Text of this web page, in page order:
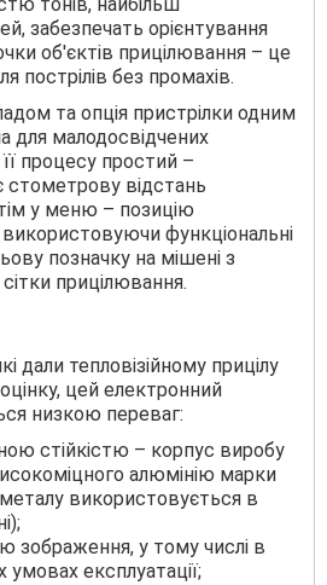
забезпечать орієнтування
об'єктів прицілювання – це
пострілів без промахів.
та опція пристрілки одним
для малодосвідчених
процесу простий –
стометрову відстань
у меню – позицію
використовуючи функціональні
позначку на мішені з
прицілювання.
дали тепловізійному прицілу
цей електронний
низкою переваг:
стійкістю – корпус виробу
алюмінію марки
використовується в
зображення, у тому числі в
експлуатації;